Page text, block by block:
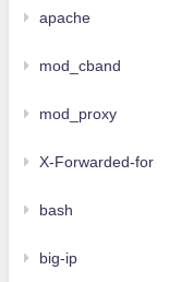
apache
mod_cband
mod_proxy
X-Forwarded-for
bash
big-ip